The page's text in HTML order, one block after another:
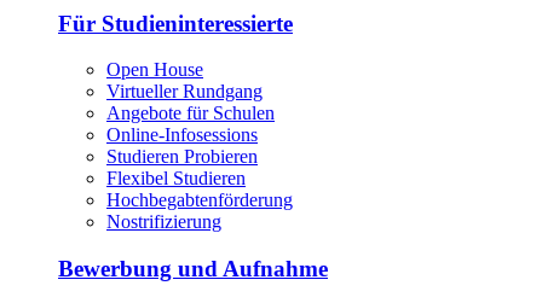
Für Studieninteressierte
Open House
Virtueller Rundgang
Angebote für Schulen
Online-Infosessions
Studieren Probieren
Flexibel Studieren
Hochbegabtenförderung
Nostrifizierung
Bewerbung und Aufnahme